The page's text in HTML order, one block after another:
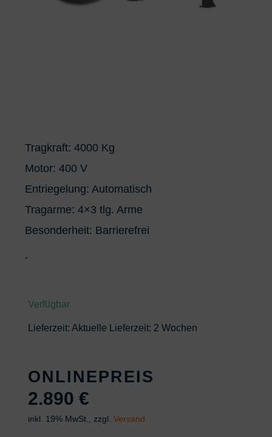
Tragkraft: 4000 Kg
Motor: 400 V
Entriegelung: Automatisch
Tragarme: 4×3 tlg. Arme
Besonderheit: Barrierefrei
´
Verfügbar
Lieferzeit:Aktuelle Lieferzeit: 2 Wochen
ONLINEPREIS
2.890€
inkl. 19% MwSt., zzgl.Versand